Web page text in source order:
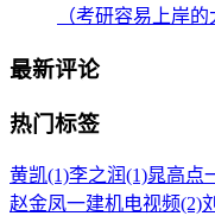
（考研容易上岸的
最新评论
热门标签
黄凯(1)李之润(1)晁高点
赵金凤一建机电视频(2)